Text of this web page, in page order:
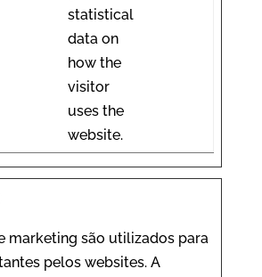
statistical
data on
how the
visitor
uses the
website.
marketing são utilizados ​​para
pelos websites. A